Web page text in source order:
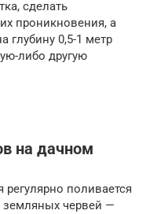
сделать
проникновения, а
глубину 0,5-1 метр
либо другую
на дачном
регулярно поливается
земляных червей —